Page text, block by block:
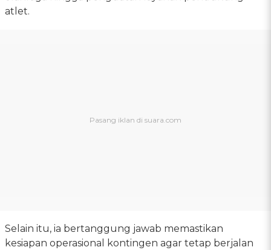
atlet.
Selain itu, ia bertanggung jawab memastikan
kesiapan operasional kontingen agar tetap berjalan